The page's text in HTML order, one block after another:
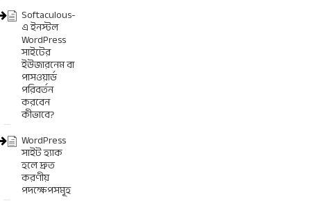
Softaculous-
এ ইনস্টল
WordPress
সাইটের
ইউজারনেম বা
পাসওয়ার্ড
পরিবর্তন
করবেন
কীভাবে?
WordPress
সাইট হ্যাক
হলে দ্রুত
করণীয়
পদক্ষেপসমূহ